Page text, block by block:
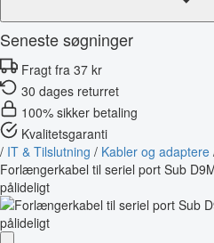
Seneste søgninger
Fragt fra 37 kr
30 dages returret
100% sikker betaling
Kvalitetsgaranti
/ IT & Tilslutning / Kabler og adaptere
Forlængerkabel til seriel port Sub
pålideligt